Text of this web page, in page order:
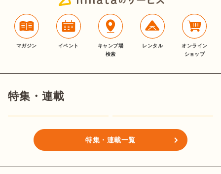
マガジン イベント
キャンプ場
検索
レンタル
オンライン
ショップ
特集・連載
特集・連載一覧